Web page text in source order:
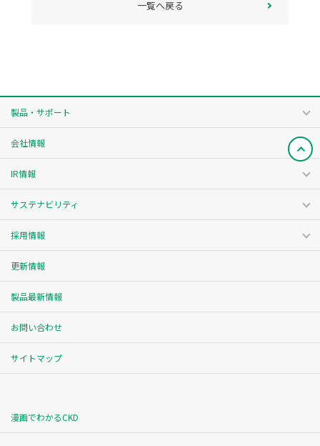
一覧へ戻る
製品・サポート
会社情報
IR情報
サステナビリティ
採用情報
更新情報
製品最新情報
お問い合わせ
サイトマップ
漫画でわかるCKD